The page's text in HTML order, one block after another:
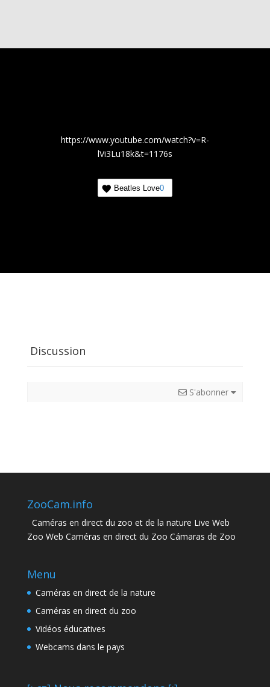
https://www.youtube.com/watch?v=R-
lVi3Lu18k&t=1176s
Beatles Love0
Discussion
S'abonner
ZooCam.info
Caméras en direct du zoo et de la nature Live Web
Zoo Web Caméras en direct du Zoo Cámaras de Zoo
Menu
Caméras en direct de la nature
Caméras en direct du zoo
Vidéos éducatives
Webcams dans le pays